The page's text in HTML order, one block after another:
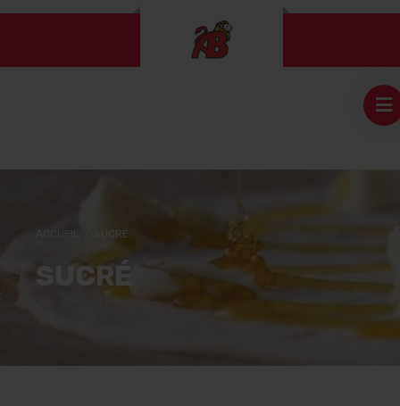
ACCUEIL SUCRÉ
SUCRÉ